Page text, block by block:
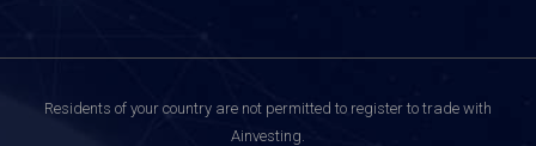
Residents of your country are not permitted to register to trade with
Ainvesting.